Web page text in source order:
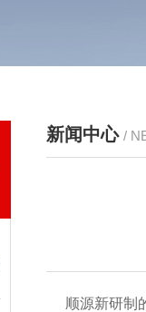
新闻中心 /
顺源新研制